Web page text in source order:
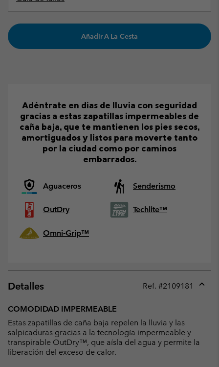
Añadir A La Cesta
Adéntrate en días de lluvia con seguridad
gracias a estas zapatillas impermeables de
caña baja, que te mantienen los pies secos,
amortiguados y listos para moverte tanto
por la ciudad como por caminos
embarrados.
Aguaceros Senderismo
OutDry Techlite™
Omni-Grip™
Detalles Ref. #2109181
COMODIDAD IMPERMEABLE
Estas zapatillas de caña baja repelen la lluvia y las
salpicaduras gracias a la tecnología impermeable y
transpirable OutDry™, que aísla del agua y permite la
liberación del exceso de calor.